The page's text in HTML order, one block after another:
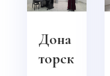
Дона
торск